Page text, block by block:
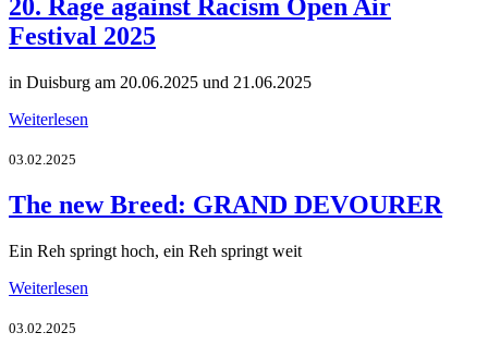
20. Rage against Racism Open Air
Festival 2025
in Duisburg am 20.06.2025 und 21.06.2025
Weiterlesen
03.02.2025
The new Breed: GRAND DEVOURER
Ein Reh springt hoch, ein Reh springt weit
Weiterlesen
03.02.2025